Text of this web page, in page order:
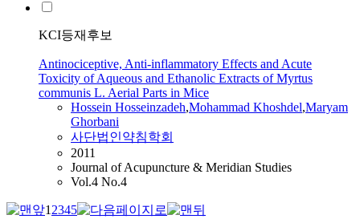
KCI등재후보
Antinociceptive, Anti-inflammatory Effects and Acute
Toxicity of Aqueous and Ethanolic Extracts of Myrtus
communis L. Aerial Parts in Mice
Hossein Hosseinzadeh,Mohammad Khoshdel,Maryam
Ghorbani
사단법인약침학회
2011
Journal of Acupuncture & Meridian Studies
Vol.4 No.4
12345